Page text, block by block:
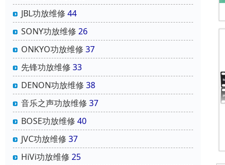
JBL功放维修 44
SONY功放维修 26
ONKYO功放维修 37
先锋功放维修 33
DENON功放维修 38
音乐之声功放维修 37
BOSE功放维修 40
JVC功放维修 37
HiVi功放维修 25